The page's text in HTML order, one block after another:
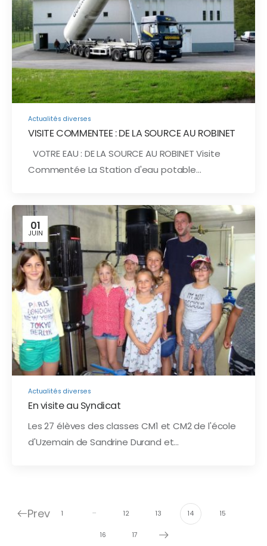
Actualités diverses
VISITE COMMENTEE : DE LA SOURCE AU ROBINET
VOTRE EAU : DE LA SOURCE AU ROBINET Visite
Commentée La Station d'eau potable…
01
JUIN
Actualités diverses
En visite au Syndicat
Les 27 élèves des classes CM1 et CM2 de l'école
d'Uzemain de Sandrine Durand et…
Prev 1 … 12 13 14 15
16 17